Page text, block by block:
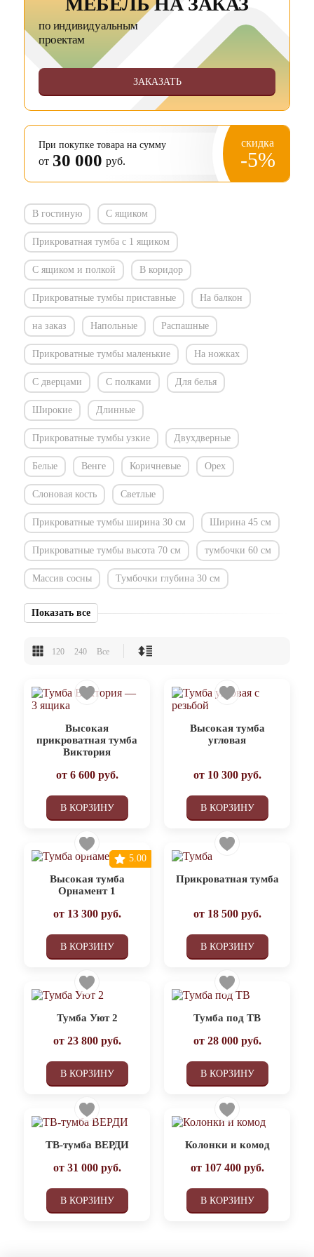
по индивидуальным
проектам
ЗАКАЗАТЬ
При покупке товара на сумму
от 30 000 руб.
скидка
-5%
В гостиную С ящиком
Прикроватная тумба с 1 ящиком
С ящиком и полкой В коридор
Прикроватные тумбы приставные На балкон
на заказ Напольные Распашные
Прикроватные тумбы маленькие На ножках
С дверцами С полками Для белья
Широкие Длинные
Прикроватные тумбы узкие Двухдверные
Белые Венге Коричневые Орех
Слоновая кость Светлые
Прикроватные тумбы ширина 30 см Ширина 45 см
Прикроватные тумбы высота 70 см тумбочки 60 см
Массив сосны Тумбочки глубина 30 см
Показать все
120 240 Все
Высокая
прикроватная тумба
Виктория
от 6 600руб.
В КОРЗИНУ
Высокая тумба
угловая
от 10 300руб.
В КОРЗИНУ
Высокая тумба
Орнамент 1
от 13 300руб.
В КОРЗИНУ
5.00
Прикроватная тумба
от 18 500руб.
В КОРЗИНУ
Тумба Уют 2
от 23 800руб.
В КОРЗИНУ
Тумба под ТВ
от 28 000руб.
В КОРЗИНУ
ТВ-тумба ВЕРДИ
от 31 000руб.
В КОРЗИНУ
Колонки и комод
от 107 400руб.
В КОРЗИНУ